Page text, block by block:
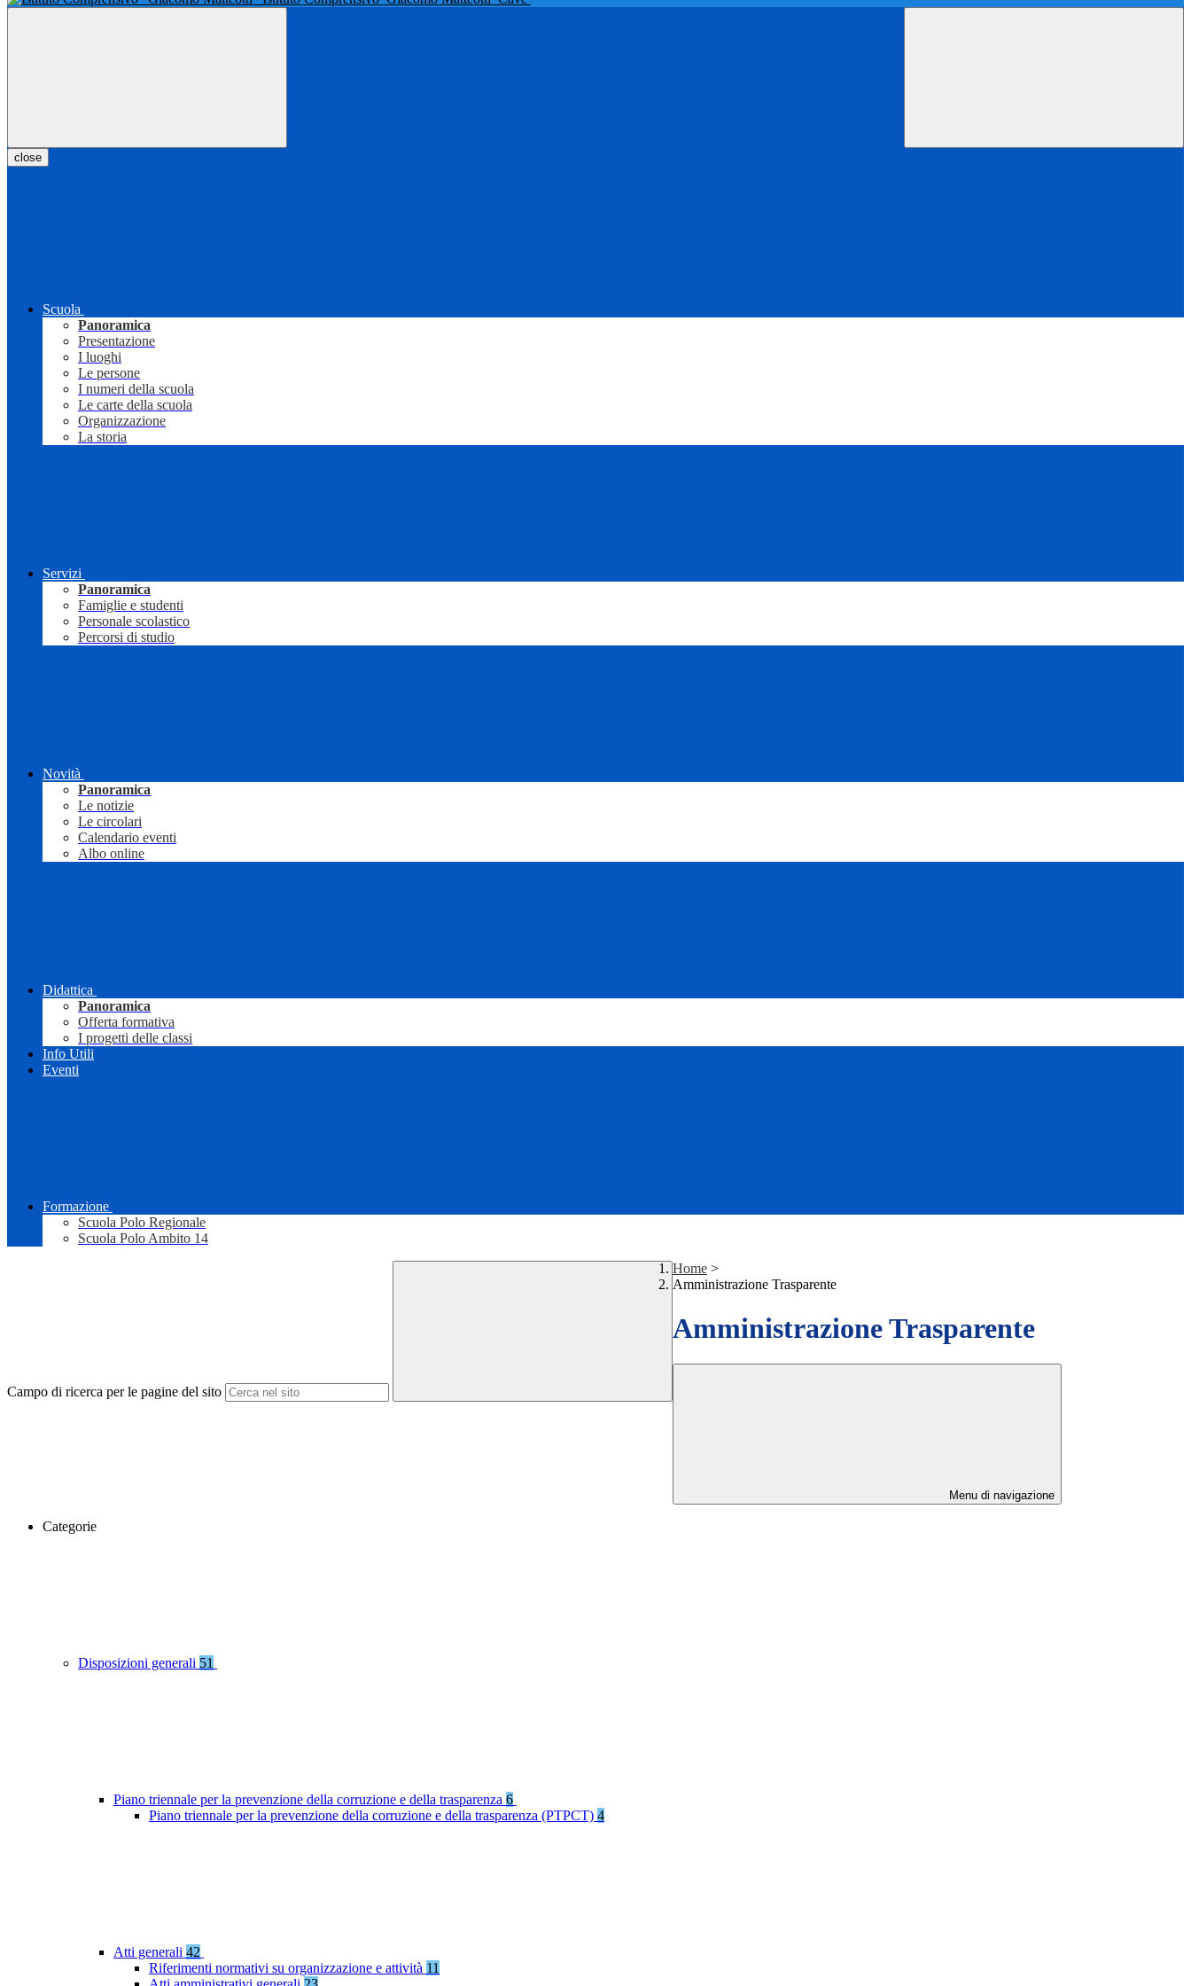
close
Scuola
Panoramica
Presentazione
I luoghi
Le persone
I numeri della scuola
Le carte della scuola
Organizzazione
La storia
Servizi
Panoramica
Famiglie e studenti
Personale scolastico
Percorsi di studio
Novità
Panoramica
Le notizie
Le circolari
Calendario eventi
Albo online
Didattica
Panoramica
Offerta formativa
I progetti delle classi
Info Utili
Eventi
Formazione
Scuola Polo Regionale
Scuola Polo Ambito 14
Campo di ricerca per le pagine del sito
Home >
Amministrazione Trasparente
Amministrazione Trasparente
Menu di navigazione
Categorie
Disposizioni generali 51
Piano triennale per la prevenzione della corruzione e della trasparenza 6
Piano triennale per la prevenzione della corruzione e della trasparenza (PTPCT) 4
Atti generali 42
Riferimenti normativi su organizzazione e attività 11